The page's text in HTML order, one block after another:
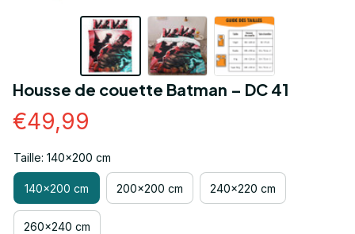
Housse de couette Batman – DC 41
€49,99
Taille: 140x200 cm
140x200 cm 200x200 cm 240x220 cm
260x240 cm